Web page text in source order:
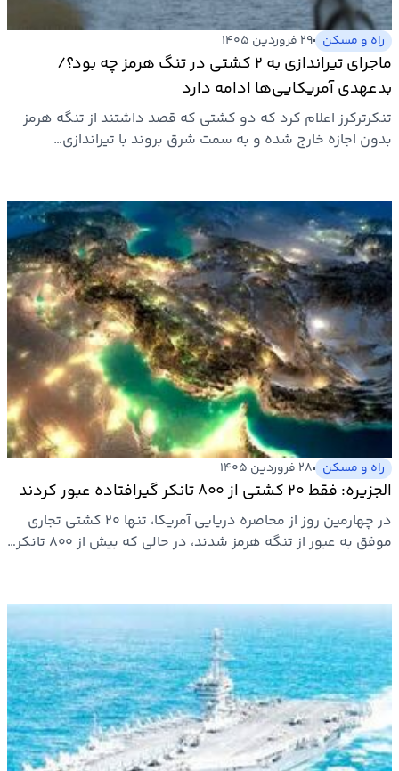
جهان
بازار
و
تجارت
راه
و
مسکن
اقتصاد
ایران
ارتباطات
خودرو
عمومی
نوتیف
شناور
راه و مسکن ۲۹ فروردین ۱۴۰۵
ماجرای تیراندازی به ۲ کشتی در تنگ هرمز چه بود؟/
بدعهدی آمریکایی‌ها ادامه دارد
تنکرترکرز اعلام کرد که دو کشتی که قصد داشتند از تنگه هرمز
بدون اجازه خارج شده و به سمت شرق بروند با تیراندازی…
راه و مسکن ۲۸ فروردین ۱۴۰۵
الجزیره: فقط ۲۰ کشتی از ۸۰۰ تانکر گیرافتاده عبور کردند
در چهارمین روز از محاصره دریایی آمریکا، تنها ۲۰ کشتی تجاری
موفق به عبور از تنگه هرمز شدند، در حالی که بیش از ۸۰۰ تانکر…